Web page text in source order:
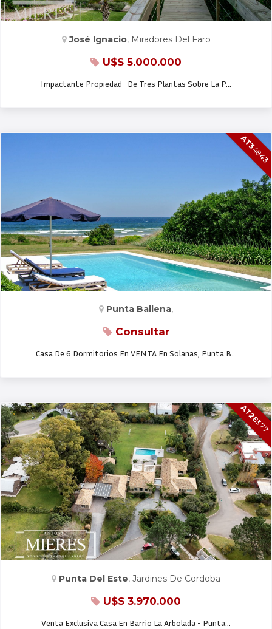
CASA EN VENTA Y ALQ. TEMP.
José Ignacio, Miradores Del Faro
U$S 5.000.000
Impactante Propiedad De Tres Plantas Sobre La P…
AT3
4843
CASA EN VENTA
Punta Ballena,
Consultar
Casa De 6 Dormitorios En VENTA En Solanas, Punta B…
AT2
8377
CASA EN VENTA
Punta Del Este, Jardines De Cordoba
U$S 3.970.000
Venta Exclusiva Casa En Barrio La Arbolada - Punta…